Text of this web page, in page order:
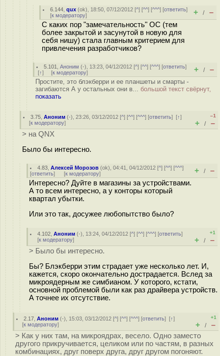
6.144 ,qux (ok), 18:50, 07/12/2012 [^] [^^] [^^^] [ответить]
[к модератору] + / –
С каких пор "замечательность" ОС (тем
более закрытой и засунутой в новую для
себя нишу) стала главным критерием для
привлечения разработчиков?
5.101 ,Аноним (-), 13:23, 04/12/2012 [^] [^^] [^^^] [ответить]
[↑] [к модератору] + / –
Простите, это блэкберри и ее планшеты и смарты -
загибаются А у остальных они в... большой текст свёрнут,
показать
3.75 ,Аноним (-), 23:26, 03/12/2012 [^] [^^] [^^^] [ответить][↑]
[к модератору]
–1
+ / –
> на QNX
Было бы интересно.
4.83 ,Алексей Морозов (ok), 04:41, 04/12/2012 [^] [^^] [^^^]
[ответить] [к модератору] + / –
Интересно? Дуйте в магазины за устройствами.
А то всем интересно, а у конторы который
квартал убытки.
Или это так, досужее любопытство было?
4.102 ,Аноним (-), 13:24, 04/12/2012 [^] [^^] [^^^] [ответить]
[к модератору]
+1
+ / –
> Было бы интересно.
Бы? Блэкберри этим страдает уже несколько лет. И,
кажется, скоро окончательно дострадается. Вслед за
микроядерным же симбианом. У которого, кстати,
основной проблемой были как раз драйвера устройств.
А точнее их отсутствие.
2.17 ,Аноним (-), 15:03, 03/12/2012 [^] [^^] [^^^] [ответить][↑]
[к модератору]
+1
+ / –
> Как у них там, на микроядрах, весело. Одно заместо
другого прикручивается, целиком или по частям, в разных
комбинациях, друг поверх друга, друг другом погоняют.